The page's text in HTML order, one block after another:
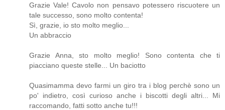
Grazie Vale! Cavolo non pensavo potessero riscuotere un
tale successo, sono molto contenta!
Sì, grazie, io sto molto meglio...
Un abbraccio
Grazie Anna, sto molto meglio! Sono contenta che ti
piacciano queste stelle... Un baciotto
Quasimamma devo farmi un giro tra i blog perchè sono un
po' indietro, così curioso anche i biscotti degli altri... Mi
raccomando, fatti sotto anche tu!!!